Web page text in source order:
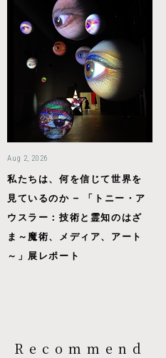
Aug 2, 2026
私たちは、何を信じて世界を
見ているのか — 「トニー・ア
ウスラー：技術と霊知のはざ
ま～魔術、メディア、アート
～」展レポート
Recommend